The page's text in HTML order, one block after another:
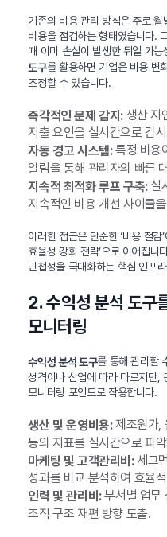
기존의 비용 관리 방식은 주로
비용을 점검하는 형태였습니다.
때 이미 손실이 발생한 뒤일 가능
도구를 활용하면 기업은 비용 변
조정할 수 있습니다.
즉각적인 문제 감지:생산 지
지출 요인을 실시간으로 감
자동 경고 시스템:특정 비용
알림을 통해 관리자의 빠른
지속적 최적화 루프 구축:실
지속적인 비용 개선 사이클
이러한 접근은 단순한 ‘비용 절감
효율성 강화 전략’으로 이어집니
민첩성을 극대화하는 핵심 인프
2. 수익성 분석 도구
모니터링
수익성 분석 도구를 통해 관리할
성격이나 산업에 따라 다르지만,
모니터링 포인트로 작용합니다.
생산 및 운영비용:제조원가,
등의 지표를 실시간으로 파
마케팅 및 고객관리비:세그
성과를 비교 분석하여 효율
인력 및 관리비:부서별 업무
조직 구조 재편 방향 도출.